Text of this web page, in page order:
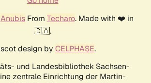
AnubisFrom Techaro. Made with ❤️ in
🇨🇦.
design by CELPHASE.
und Landesbibliothek Sachsen-
zentrale Einrichtung der Martin-